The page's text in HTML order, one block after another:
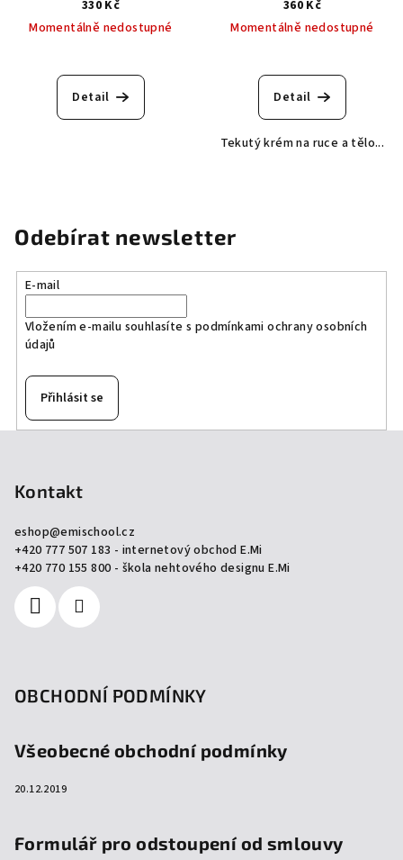
330 Kč
Momentálně nedostupné
Detail
360 Kč
Momentálně nedostupné
Detail
Tekutý krém na ruce a tělo...
Odebírat newsletter
E-mail
Vložením e-mailu souhlasíte s podmínkami ochrany osobních
údajů
Přihlásit se
Kontakt
eshop@emischool.cz
+420 777 507 183 - internetový obchod E.Mi
+420 770 155 800 - škola nehtového designu E.Mi
OBCHODNÍ PODMÍNKY
Všeobecné obchodní podmínky
20.12.2019
Formulář pro odstoupení od smlouvy